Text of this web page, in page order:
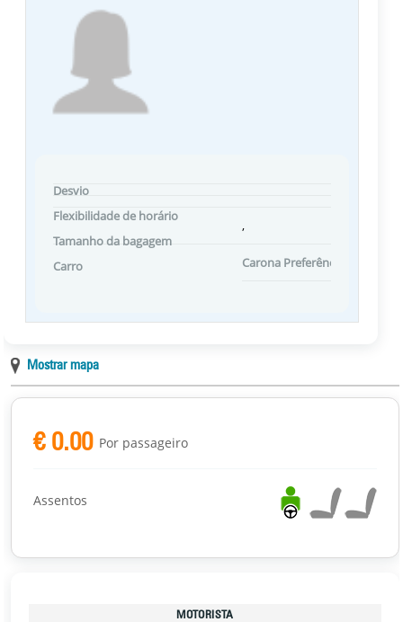
Desvio
Flexibilidade de horário
Tamanho da bagagem
Carro
,
Carona Preferências
Mostrar mapa
€ 0.00 Por passageiro
Assentos
MOTORISTA